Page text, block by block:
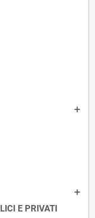
E PRIVATI